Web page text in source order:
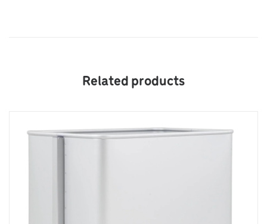
Related products